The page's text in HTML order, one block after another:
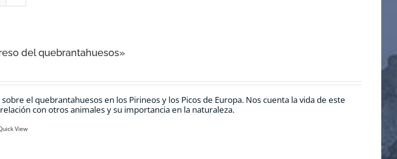
del quebrantahuesos»
el quebrantahuesos en los Pirineos y los Picos de Europa. Nos cuenta la vida de este
con otros animales y su importancia en la naturaleza.
View